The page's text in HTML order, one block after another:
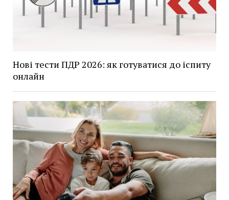
Нові тести ПДР 2026: як готуватися до іспиту
онлайн